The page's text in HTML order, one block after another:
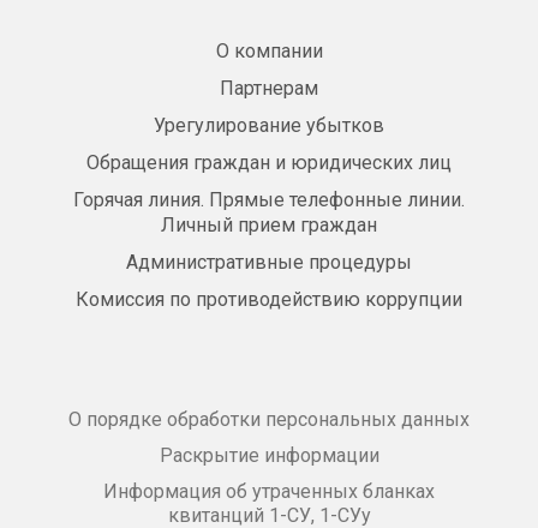
О компании
Партнерам
Урегулирование убытков
Обращения граждан и юридических лиц
Горячая линия. Прямые телефонные линии.
Личный прием граждан
Административные процедуры
Комиссия по противодействию коррупции
О порядке обработки персональных данных
Раскрытие информации
Информация об утраченных бланках
квитанций 1-СУ, 1-СУу